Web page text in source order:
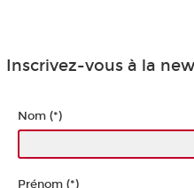
Inscrivez-vous à la
Nom (*)
Prénom (*)